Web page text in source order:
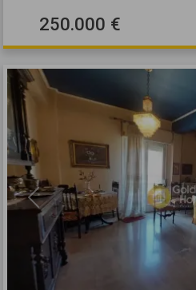
250.000 €
Previous